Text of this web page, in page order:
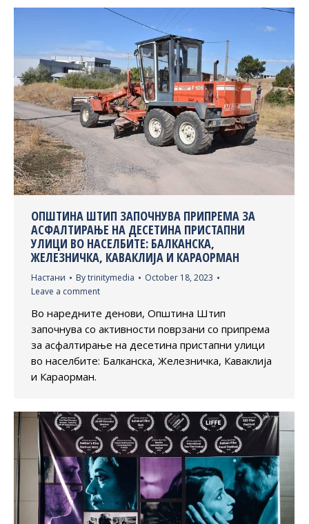
ОПШТИНА ШТИП ЗАПОЧНУВА ПРИПРЕМА ЗА
АСФАЛТИРАЊЕ НА ДЕСЕТИНА ПРИСТАПНИ
УЛИЦИ ВО НАСЕЛБИТЕ: БАЛКАНСКА,
ЖЕЛЕЗНИЧКА, КАВАКЛИЈА И КАРАОРМАН
Настани Bytrinitymedia
October 18, 2023
Leave a comment
Во наредните денови, Општина Штип
започнува со активности поврзани со припрема
за асфалтирање на десетина пристапни улици
во населбите: Балканска, Железничка, Каваклија
и Караорман.